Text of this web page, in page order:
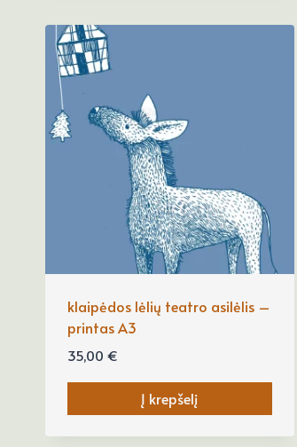
klaipėdos lėlių teatro asilėlis –
printas A3
35,00 €
Į krepšelį